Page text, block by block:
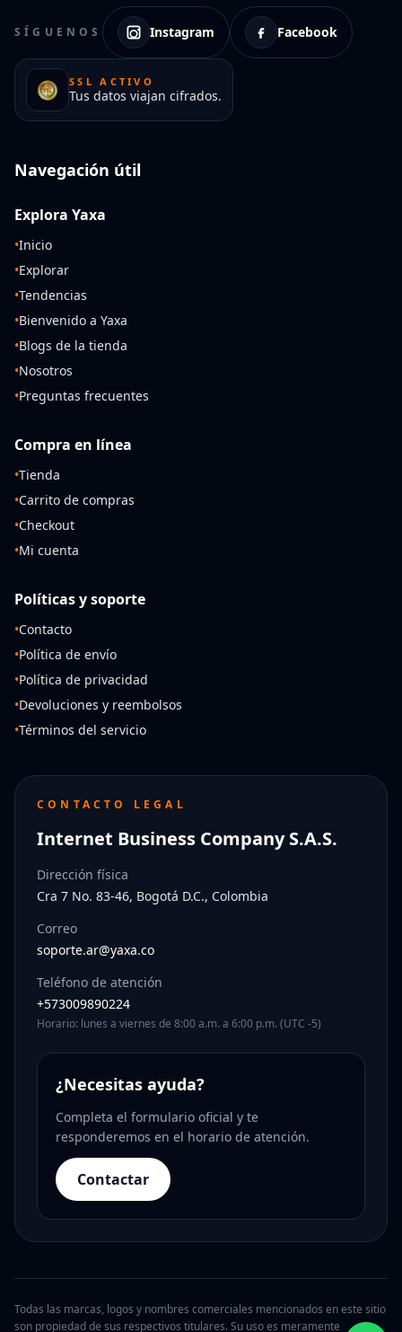
SÍGUENOS Instagram Facebook
SSL ACTIVO
Tus datos viajan cifrados.
Navegación útil
Explora Yaxa
•Inicio
•Explorar
•Tendencias
•Bienvenido a Yaxa
•Blogs de la tienda
•Nosotros
•Preguntas frecuentes
Compra en línea
•Tienda
•Carrito de compras
•Checkout
•Mi cuenta
Políticas y soporte
•Contacto
•Política de envío
•Política de privacidad
•Devoluciones y reembolsos
•Términos del servicio
CONTACTO LEGAL
Internet Business Company S.A.S.
Dirección física
Cra 7 No. 83-46, Bogotá D.C., Colombia
Correo
soporte.ar@yaxa.co
Teléfono de atención
+573009890224
Horario: lunes a viernes de 8:00 a.m. a 6:00 p.m. (UTC -5)
¿Necesitas ayuda?
Completa el formulario oficial y te
responderemos en el horario de atención.
Contactar
Todas las marcas, logos y nombres comerciales mencionados en este sitio
son propiedad de sus respectivos titulares. Su uso es meramente